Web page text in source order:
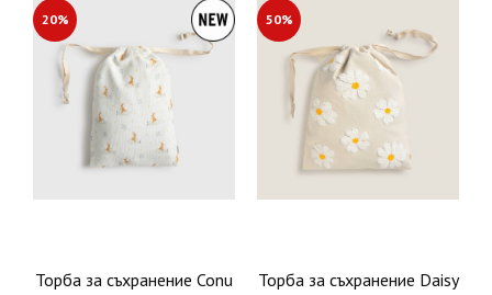
20%
Торба за съхранение Conu
50%
Торба за съхранение Daisy